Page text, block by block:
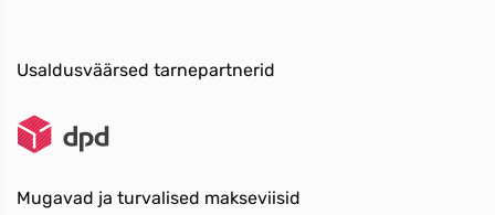
Usaldusväärsed tarnepartnerid
Mugavad ja turvalised makseviisid